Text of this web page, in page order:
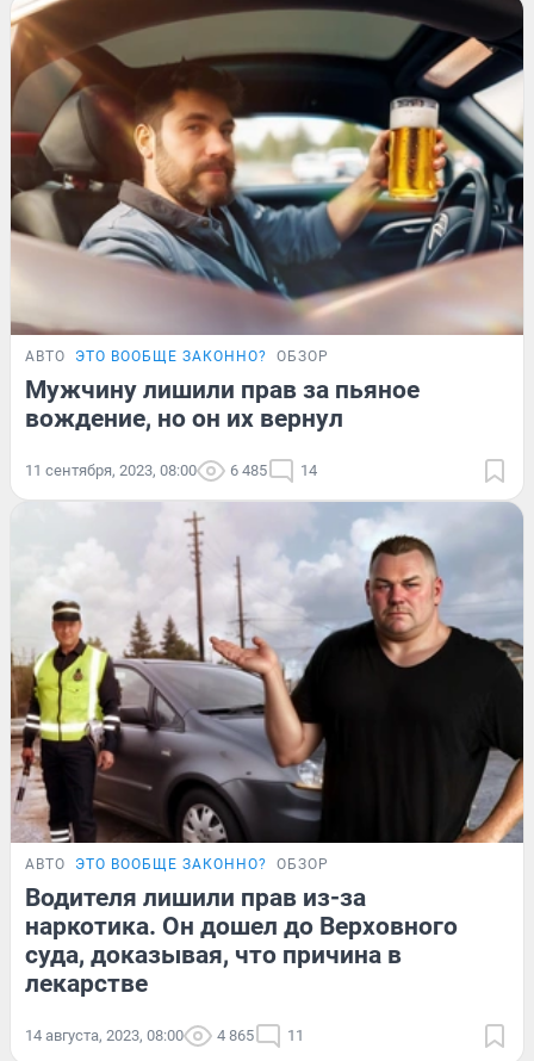
АВТО ЭТО ВООБЩЕ ЗАКОННО? ОБЗОР
Мужчину лишили прав за пьяное
вождение, но он их вернул
11 сентября, 2023, 08:00 6 485 14
АВТО ЭТО ВООБЩЕ ЗАКОННО? ОБЗОР
Водителя лишили прав из-за
наркотика. Он дошел до Верховного
суда, доказывая, что причина в
лекарстве
14 августа, 2023, 08:00 4 865 11